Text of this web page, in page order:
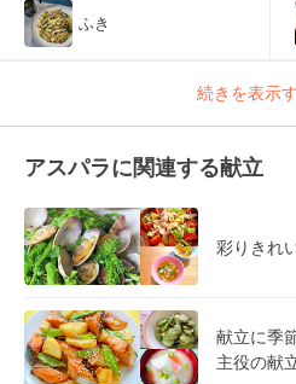
ふき
続きを表示
アスパラに関連する献立
彩りきれ
献立に季
主役の献